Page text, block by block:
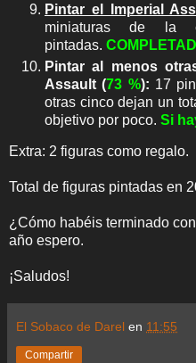
Pintar el Imperial
miniaturas de la
pintadas.
Pintar al menos
Assault (73 %): 17
otras cinco dejan un
objetivo por poco. Si
Extra: 2 figuras como regalo.
Total de figuras pintadas en
¿Cómo habéis terminado
año espero.
¡Saludos!
El Sobaco de Darel en 11:55
Compartir